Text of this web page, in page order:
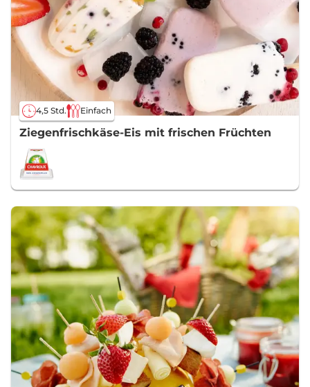
4,5 Std. Einfach
Ziegenfrischkäse-Eis mit frischen Früchten